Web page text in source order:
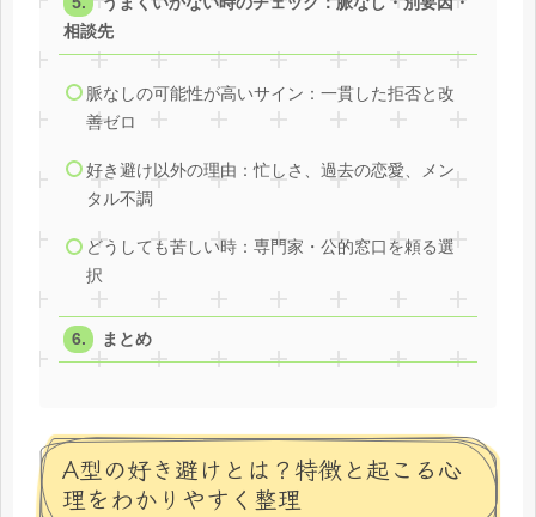
相談先
脈なしの可能性が高いサイン：一貫した拒否と改
善ゼロ
好き避け以外の理由：忙しさ、過去の恋愛、メン
タル不調
どうしても苦しい時：専門家・公的窓口を頼る選
択
まとめ
A型の好き避けとは？特徴と起こる心
理をわかりやすく整理